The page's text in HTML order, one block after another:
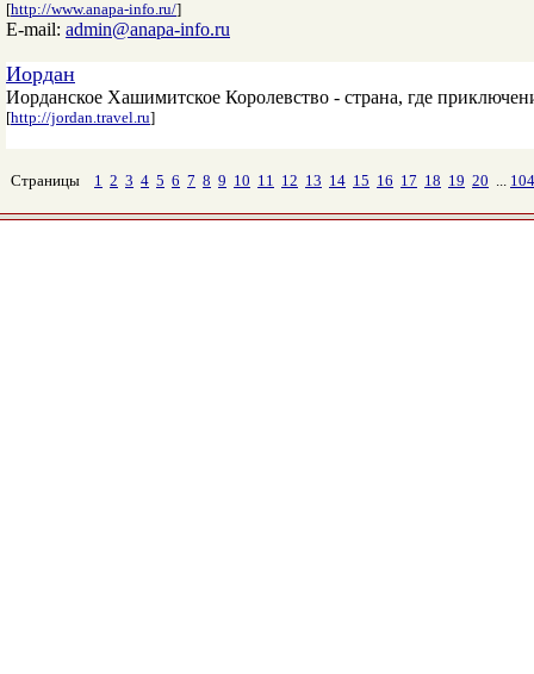
[http://www.anapa-info.ru/]
E-mail: admin@anapa-info.ru
Иордан
Иорданское Хашимитское Королевство - страна, где
[http://jordan.travel.ru]
Страницы 1 2 3 4 5 6 7 8 9 10 11 12 13 14 15 16 17 18 19 20 ... 104